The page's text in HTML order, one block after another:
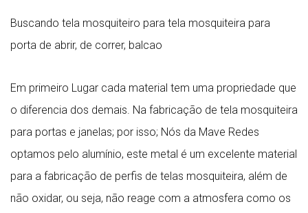
Buscando tela mosquiteiro para tela mosquiteira para
porta de abrir, de correr, balcao
Em primeiro Lugar cada material tem uma propriedade que
o diferencia dos demais. Na fabricação de tela mosquiteira
para portas e janelas; por isso; Nós da Mave Redes
optamos pelo alumínio, este metal é um excelente material
para a fabricação de perfis de telas mosquiteira, além de
não oxidar, ou seja, não reage com a atmosfera como os